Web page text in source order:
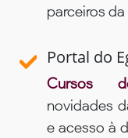
parceiros da
Portal do
Cursos
novidades
e acesso à